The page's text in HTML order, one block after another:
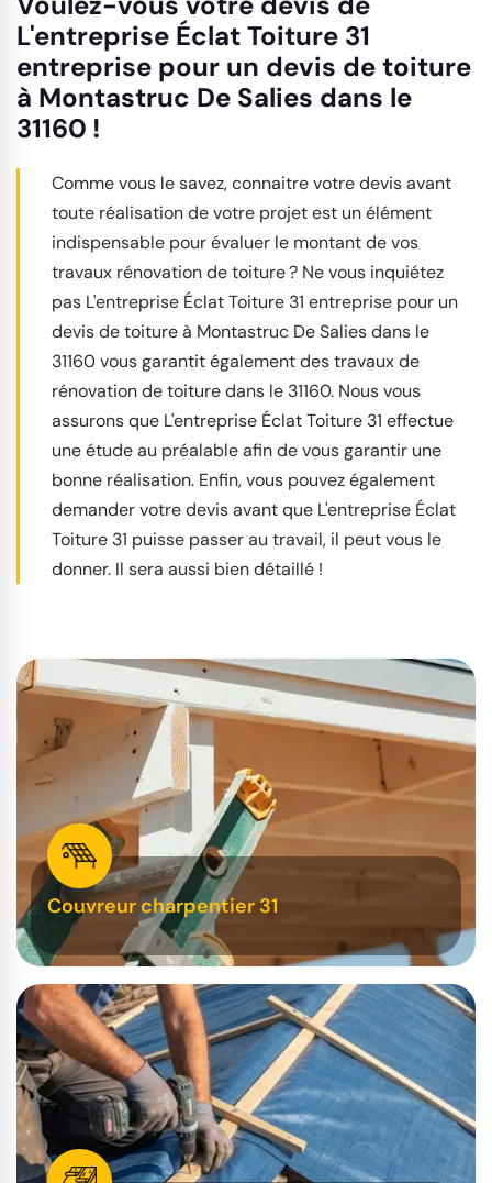
L'entreprise Éclat Toiture 31
entreprise pour un devis de toiture
à Montastruc De Salies dans le
31160 !
Comme vous le savez, connaitre votre devis avant
toute réalisation de votre projet est un élément
indispensable pour évaluer le montant de vos
travaux rénovation de toiture ? Ne vous inquiétez
pas L'entreprise Éclat Toiture 31 entreprise pour un
devis de toiture à Montastruc De Salies dans le
31160 vous garantit également des travaux de
rénovation de toiture dans le 31160. Nous vous
assurons que L'entreprise Éclat Toiture 31 effectue
une étude au préalable afin de vous garantir une
bonne réalisation. Enfin, vous pouvez également
demander votre devis avant que L'entreprise Éclat
Toiture 31 puisse passer au travail, il peut vous le
donner. Il sera aussi bien détaillé !
Couvreur charpentier 31